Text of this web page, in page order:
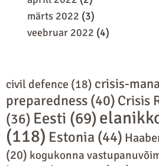
märts 2022 (3)
veebruar 2022 (4)
civil defence (18) crisis-
preparedness (40) Crisis
(36) Eesti (69)
(118) Estonia (44)
(20) kogukonna